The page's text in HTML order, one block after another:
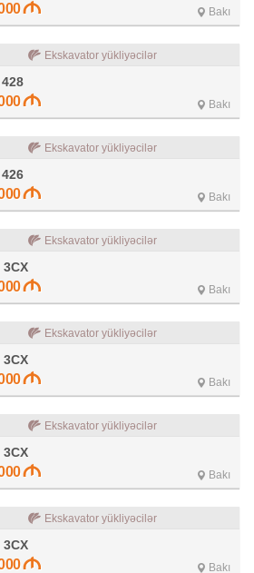
Bakı
Ekskavator yükliyəcilər
428
Bakı
Ekskavator yükliyəcilər
426
Bakı
Ekskavator yükliyəcilər
3CX
Bakı
Ekskavator yükliyəcilər
3CX
Bakı
Ekskavator yükliyəcilər
3CX
Bakı
Ekskavator yükliyəcilər
3CX
Bakı